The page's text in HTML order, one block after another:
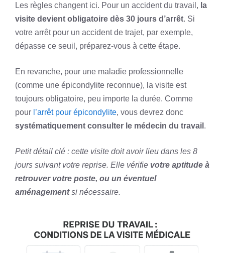
Les règles changent ici. Pour un accident du travail, la
visite devient obligatoire dès 30 jours d’arrêt. Si
votre arrêt pour un accident de trajet, par exemple,
dépasse ce seuil, préparez-vous à cette étape.
En revanche, pour une maladie professionnelle
(comme une épicondylite reconnue), la visite est
toujours obligatoire, peu importe la durée. Comme
pour l’arrêt pour épicondylite, vous devrez donc
systématiquement consulter le médecin du travail .
Petit détail clé : cette visite doit avoir lieu dans les 8
jours suivant votre reprise. Elle vérifie votre aptitude à
retrouver votre poste, ou un éventuel
aménagementsi nécessaire.